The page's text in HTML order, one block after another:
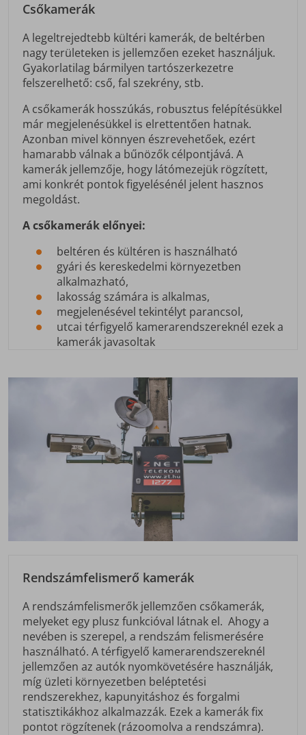
Csőkamerák
A legeltrejedtebb kültéri kamerák, de beltérben
nagy területeken is jellemzően ezeket használjuk.
Gyakorlatilag bármilyen tartószerkezetre
felszerelhető: cső, fal szekrény, stb.
A csőkamerák hosszúkás, robusztus felépítésükkel
már megjelenésükkel is elrettentően hatnak.
Azonban mivel könnyen észrevehetőek, ezért
hamarabb válnak a bűnözők célpontjává. A
kamerák jellemzője, hogy látómezejük rögzített,
ami konkrét pontok figyelésénél jelent hasznos
megoldást.
A csőkamerák előnyei:
beltéren és kültéren is használható
gyári és kereskedelmi környezetben
alkalmazható,
lakosság számára is alkalmas,
megjelenésével tekintélyt parancsol,
utcai térfigyelő kamerarendszereknél ezek a
kamerák javasoltak
Rendszámfelismerő kamerák
A rendszámfelismerők jellemzően csőkamerák,
melyeket egy plusz funkcióval látnak el. Ahogy a
nevében is szerepel, a rendszám felismerésére
használható. A térfigyelő kamerarendszereknél
jellemzően az autók nyomkövetésére használják,
míg üzleti környezetben beléptetési
rendszerekhez, kapunyitáshoz és forgalmi
statisztikákhoz alkalmazzák. Ezek a kamerák fix
pontot rögzítenek (rázoomolva a rendszámra).